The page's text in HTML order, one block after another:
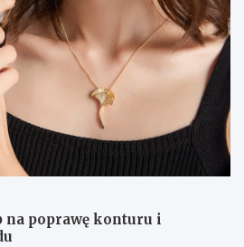
na poprawę konturu i